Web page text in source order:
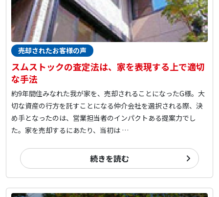
売却されたお客様の声
スムストックの査定法は、家を表現する上で適切
な手法
約9年間住みなれた我が家を、売却されることになったG様。大
切な資産の行方を託すことになる仲介会社を選択される際、決
め手となったのは、営業担当者のインパクトある提案力でし
た。家を売却するにあたり、当初は …
続きを読む